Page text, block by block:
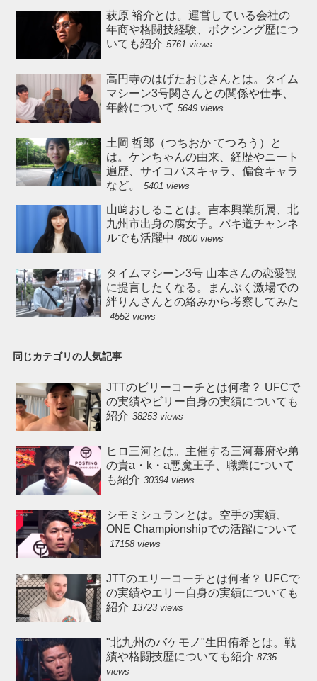
萩原 裕介とは。運営している会社の
年商や格闘技経験、ボクシング歴につ
いても紹介 5761 views
高円寺のはげたおじさんとは。タイム
マシーン3号関さんとの関係や仕事、
年齢について 5649 views
土岡 哲郎（つちおか てつろう）と
は。ケンちゃんの由来、経歴やニート
遍歴、サイコパスキャラ、偏食キャラ
など。
5401 views
山﨑おしることは。吉本興業所属、北
九州市出身の腐女子。バキ道チャンネ
ルでも活躍中 4800 views
タイムマシーン3号 山本さんの恋愛観
に提言したくなる。まんぷく激場での
絆りんさんとの絡みから考察してみた
4552 views
同じカテゴリの人気記事
JTTのビリーコーチとは何者？ UFCで
の実績やビリー自身の実績についても
紹介 38253 views
ヒロ三河とは。主催する三河幕府や弟
の貴a・k・a悪魔王子、職業について
も紹介 30394 views
シモミシュランとは。空手の実績、
ONE Championshipでの活躍について
17158 views
JTTのエリーコーチとは何者？ UFCで
の実績やエリー自身の実績についても
紹介 13723 views
"北九州のバケモノ"生田侑希とは。戦
績や格闘技歴についても紹介 8735
views